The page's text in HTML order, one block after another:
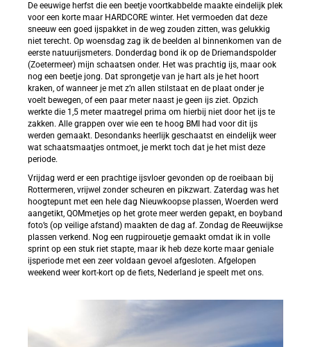
De eeuwige herfst die een beetje voortkabbelde maakte eindelijk plek
voor een korte maar HARDCORE winter. Het vermoeden dat deze
sneeuw een goed ijspakket in de weg zouden zitten, was gelukkig
niet terecht. Op woensdag zag ik de beelden al binnenkomen van de
eerste natuurijsmeters. Donderdag bond ik op de Driemandspolder
(Zoetermeer) mijn schaatsen onder. Het was prachtig ijs, maar ook
nog een beetje jong. Dat sprongetje van je hart als je het hoort
kraken, of wanneer je met z’n allen stilstaat en de plaat onder je
voelt bewegen, of een paar meter naast je geen ijs ziet. Opzich
werkte die 1,5 meter maatregel prima om hierbij niet door het ijs te
zakken. Alle grappen over wie een te hoog BMI had voor dit ijs
werden gemaakt. Desondanks heerlijk geschaatst en eindelijk weer
wat schaatsmaatjes ontmoet, je merkt toch dat je het mist deze
periode.
Vrijdag werd er een prachtige ijsvloer gevonden op de roeibaan bij
Rottermeren, vrijwel zonder scheuren en pikzwart. Zaterdag was het
hoogtepunt met een hele dag Nieuwkoopse plassen, Woerden werd
aangetikt, QOMmetjes op het grote meer werden gepakt, en boyband
foto’s (op veilige afstand) maakten de dag af. Zondag de Reeuwijkse
plassen verkend. Nog een rugpirouetje gemaakt omdat ik in volle
sprint op een stuk riet stapte, maar ik heb deze korte maar geniale
ijsperiode met een zeer voldaan gevoel afgesloten. Afgelopen
weekend weer kort-kort op de fiets, Nederland je speelt met ons.